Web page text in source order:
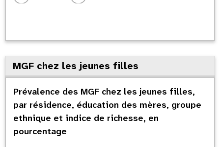
MGF chez les jeunes filles
Prévalence des MGF chez les jeunes filles,
par résidence, éducation des mères, groupe
ethnique et indice de richesse, en
pourcentage